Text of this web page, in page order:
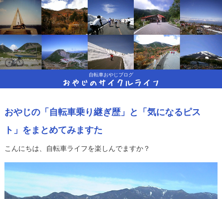
自転車おやじブログ
おやじのサイクルライフ
おやじの「自転車乗り継ぎ歴」と「気になるピス
ト」をまとめてみますた
こんにちは、自転車ライフを楽しんでますか？